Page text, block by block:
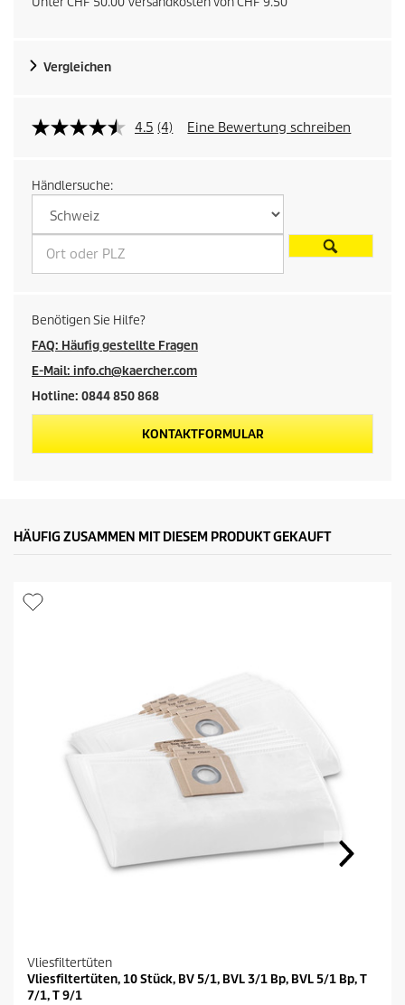
l
e
P
e
i
s
d
e
s
P
r
d
k
Vergleichen
4.5 (4) Eine Bewertung schreiben
Händlersuche:
Benötigen Sie Hilfe?
FAQ: Häufig gestellte Fragen
E-Mail: info.ch@kaercher.com
Hotline: 0844 850 868
KONTAKTFORMULAR
HÄUFIG ZUSAMMEN MIT DIESEM PRODUKT GEKAUFT
Vliesfiltertüten
Vliesfiltertüten, 10 Stück, BV 5/1, BVL 3/1 Bp, BVL 5/1 Bp, T
7/1, T 9/1